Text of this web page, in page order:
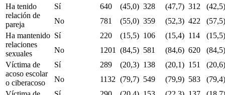
Ha tenido
relación de
pareja
Sí 640 (45,0) 328 (47,7) 312
No
781 (55,0) 359 (52,3) 422
Ha mantenido
relaciones
sexuales
Sí 220 (15,5) 106 (15,4) 114
No
1201 (84,5) 581 (84,6) 620
Víctima de
acoso escolar
o ciberacoso
Sí 289 (20,3) 138 (20,1) 151
No
1132 (79,7) 549 (79,9) 583